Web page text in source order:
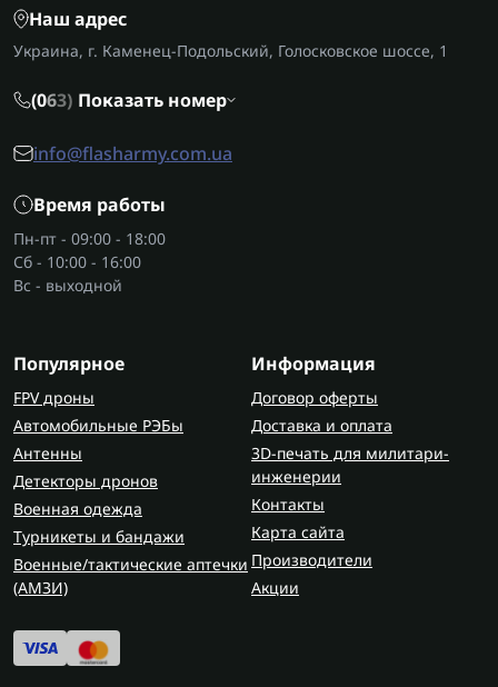
Наш адрес
Украина, г. Каменец-Подольский, Голосковское шоссе, 1
(063) Показать номер
info@flasharmy.com.ua
Время работы
Пн-пт - 09:00 - 18:00
Сб - 10:00 - 16:00
Вс - выходной
Популярное
FPV дроны
Автомобильные РЭБы
Антенны
Детекторы дронов
Военная одежда
Турникеты и бандажи
Военные/тактические аптечки
(AMЗИ)
Информация
Договор оферты
Доставка и оплата
3D-печать для милитари-
инженерии
Контакты
Карта сайта
Производители
Акции